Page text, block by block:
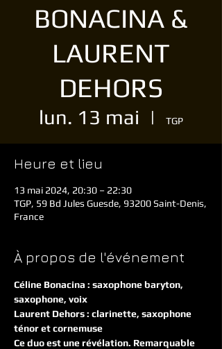
BONACINA &
LAURENT
DEHORS
lun. 13 mai
  |
TGP
Heure et lieu
13 mai 2024, 20:30 – 22:30
TGP, 59 Bd Jules Guesde, 93200 Saint-Denis,
France
À propos de l'événement
Céline Bonacina : saxophone baryton,
saxophone, voix
Laurent Dehors : clarinette, saxophone
ténor et cornemuse
Ce duo est une révélation. Remarquable